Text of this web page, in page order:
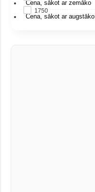
600
1750
Cena, sākot ar zemāko
Cena, sākot ar augstāko